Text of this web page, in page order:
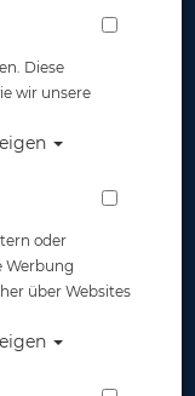
- 250 ml
Diese
wir unsere
oder
Werbung
über Websites